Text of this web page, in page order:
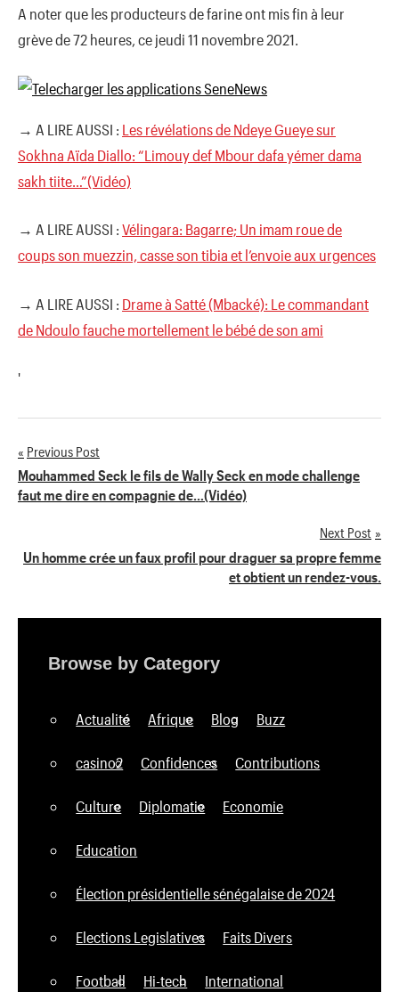
A noter que les producteurs de farine ont mis fin à leur
grève de 72 heures, ce jeudi 11 novembre 2021.
→ A LIRE AUSSI : Les révélations de Ndeye Gueye sur
Sokhna Aïda Diallo: “Limouy def Mbour dafa yémer dama
sakh tiite…”(Vidéo)
→ A LIRE AUSSI : Vélingara: Bagarre; Un imam roue de
coups son muezzin, casse son tibia et l’envoie aux urgences
→ A LIRE AUSSI : Drame à Satté (Mbacké): Le commandant
de Ndoulo fauche mortellement le bébé de son ami
'
Navigation
de
Previous Post
Mouhammed Seck le fils de Wally Seck en mode challenge
faut me dire en compagnie de…(Vidéo)
Next Post
Un homme crée un faux profil pour draguer sa propre femme
et obtient un rendez-vous.
Browse by Category
Actualité Afrique Blog Buzz
casino2 Confidences Contributions
Culture Diplomatie Economie
Education
Élection présidentielle sénégalaise de 2024
Elections Legislatives Faits Divers
Football Hi-tech International